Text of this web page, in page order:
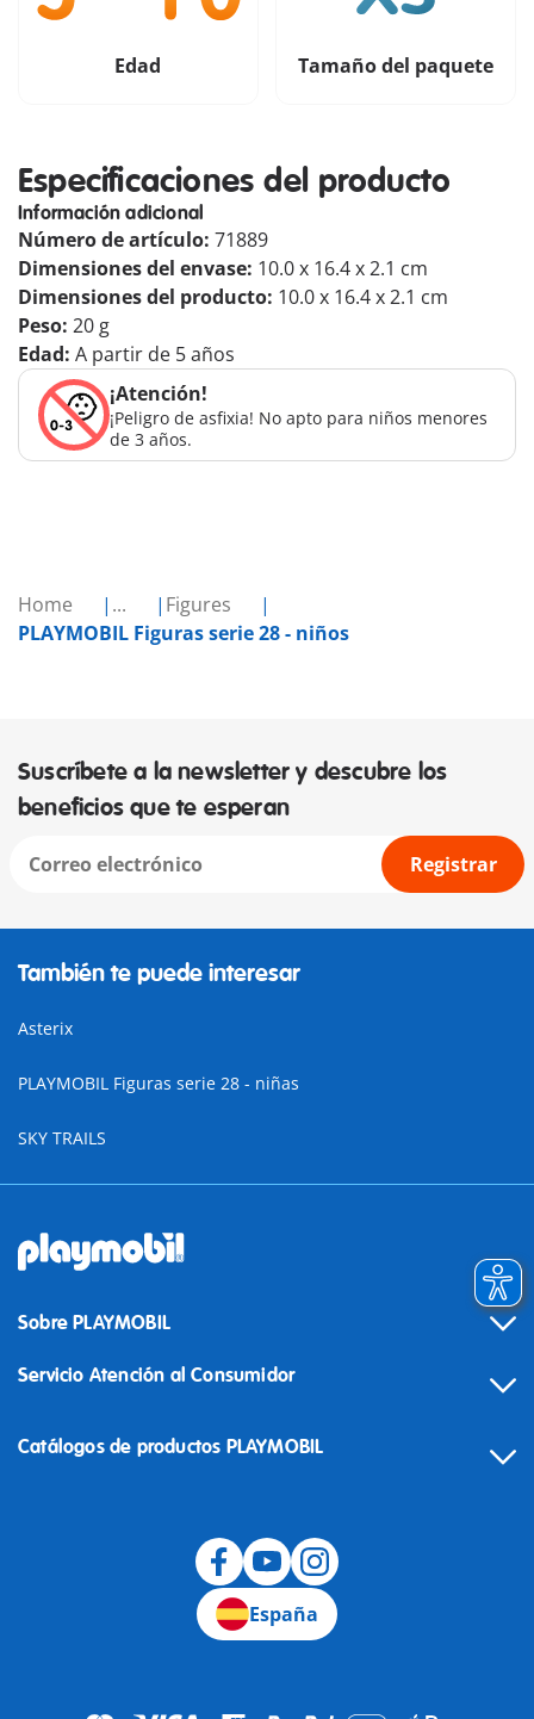
Home ...
Figures
PLAYMOBIL Figuras serie 28 - niños
Edad Tamaño del paquete
Especificaciones del producto
Información adicional
Número de artículo: 71889
Dimensiones del envase: 10.0 x 16.4 x 2.1 cm
Dimensiones del producto: 10.0 x 16.4 x 2.1 cm
Peso: 20 g
Edad: A partir de 5 años
¡Atención!
¡Peligro de asfixia! No apto para niños menores
de 3 años.
Suscríbete a la newsletter y descubre los
beneficios que te esperan
Registrar
También te puede interesar
Asterix
PLAYMOBIL Figuras serie 28 - niñas
SKY TRAILS
Sobre PLAYMOBIL
Servicio Atención al Consumidor
Catálogos de productos PLAYMOBIL
España